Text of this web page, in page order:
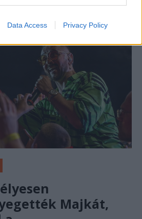
Data Access Privacy Policy
Majkát,